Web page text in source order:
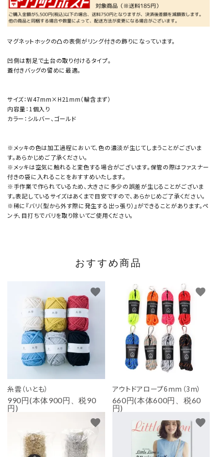
マグネットホックの凸の表側がリング付きの飾りになっています。
凹側は割足で土台の取り付けるタイプ。
蓋付きバッグの留めに最適。
サイズ：W47mm×H21mm（輪含まず）
内容量：1個入り
カラー：シルバー、ゴールド
※メッキの色は加工過程において、色の濃淡が生じてしまうことがございま
す。あらかじめご了承ください。
※メッキは空気に触れると変色する場合がございます。保管の際はファスナー
付きの袋に入れることをおすすめいたします。
※手作業で作られているため、大きさに多少の誤差が生じることがございま
す。表記しているサイズはあくまで目安ですので、あらかじめご了承ください。
※稀に『バリ（型から外す際に発生する出っ張り）』ができることがあります。ペ
ンチ、目打ちでバリを取り除いてご使用ください。
おすすめ商品
糸雲（いとも）
990円(本体900円、税90
円)
favorite
アウトドアロープ6mm（3m）
660円(本体600円、税60
円)
favorite
favorite favorite